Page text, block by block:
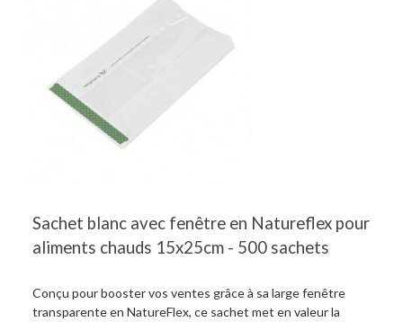
Sachet blanc avec fenêtre en Natureflex pour
aliments chauds 15x25cm - 500 sachets
Conçu pour booster vos ventes grâce à sa large fenêtre
transparente en NatureFlex, ce sachet met en valeur la